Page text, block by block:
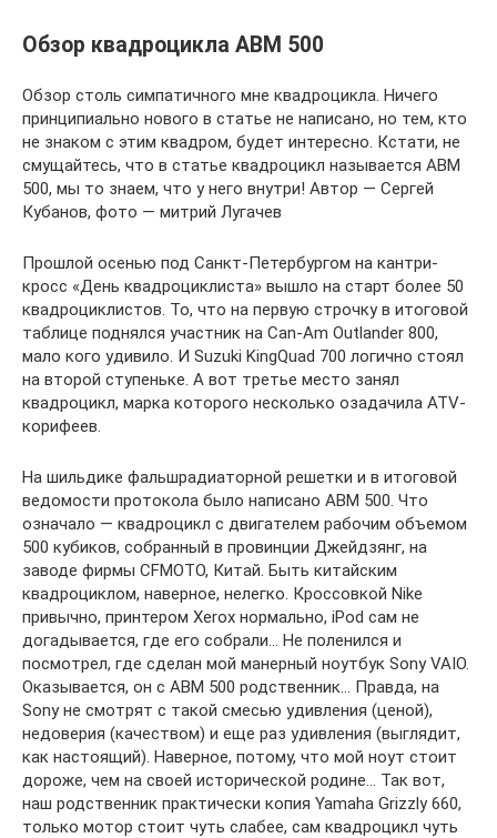
Обзор квадроцикла ABM 500
Обзор столь симпатичного мне квадроцикла. Ничего
принципиально нового в статье не написано, но тем, кто
не знаком с этим квадром, будет интересно. Кстати, не
смущайтесь, что в статье квадроцикл называется ABM
500, мы то знаем, что у него внутри! Автор — Сергей
Кубанов, фото — митрий Лугачев
Прошлой осенью под Санкт-Петербургом на кантри-
кросс «День квадроциклиста» вышло на старт более 50
квадроциклистов. То, что на первую строчку в итоговой
таблице поднялся участник на Can-Am Outlander 800,
мало кого удивило. И Suzuki KingQuad 700 логично стоял
на второй ступеньке. А вот третье место занял
квадроцикл, марка которого несколько озадачила ATV-
корифеев.
На шильдике фальшрадиаторной решетки и в итоговой
ведомости протокола было написано АВМ 500. Что
означало — квадроцикл с двигателем рабочим объемом
500 кубиков, собранный в провинции Джейдзянг, на
заводе фирмы CFMOTO, Китай. Быть китайским
квадроциклом, наверное, нелегко. Кроссовкой Nike
привычно, принтером Xerox нормально, iPod сам не
догадывается, где его собрали… Не поленился и
посмотрел, где сделан мой манерный ноутбук Sony VAIO.
Оказывается, он с АВМ 500 родственник… Правда, на
Sony не смотрят с такой смесью удивления (ценой),
недоверия (качеством) и еще раз удивления (выглядит,
как настоящий). Наверное, потому, что мой ноут стоит
дороже, чем на своей исторической родине… Так вот,
наш родственник практически копия Yamaha Grizzly 660,
только мотор стоит чуть слабее, сам квадроцикл чуть